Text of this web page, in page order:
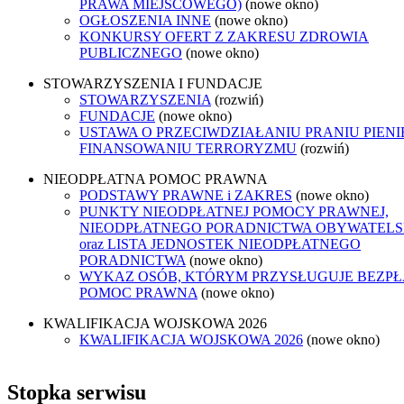
PRAWA MIEJSCOWEGO) (nowe okno)
OGŁOSZENIA INNE (nowe okno)
KONKURSY OFERT Z ZAKRESU ZDROWIA
PUBLICZNEGO (nowe okno)
STOWARZYSZENIA I FUNDACJE
STOWARZYSZENIA (rozwiń)
FUNDACJE (nowe okno)
USTAWA O PRZECIWDZIAŁANIU PRANIU
FINANSOWANIU TERRORYZMU (rozwiń)
NIEODPŁATNA POMOC PRAWNA
PODSTAWY PRAWNE i ZAKRES (nowe okno)
PUNKTY NIEODPŁATNEJ POMOCY PRAWNEJ,
NIEODPŁATNEGO PORADNICTWA
oraz LISTA JEDNOSTEK NIEODPŁATNEGO
PORADNICTWA (nowe okno)
WYKAZ OSÓB, KTÓRYM PRZYSŁUGUJE
POMOC PRAWNA (nowe okno)
KWALIFIKACJA WOJSKOWA 2026
KWALIFIKACJA WOJSKOWA 2026 (nowe okno)
Stopka serwisu